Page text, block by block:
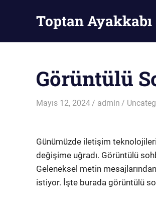
Toptan Ayakkabı
Görüntülü
Mayıs 12, 2024 admin
Günümüzde iletişim
değişime uğradı. Görüntülü
Geleneksel metin
istiyor. İşte burada görüntülü